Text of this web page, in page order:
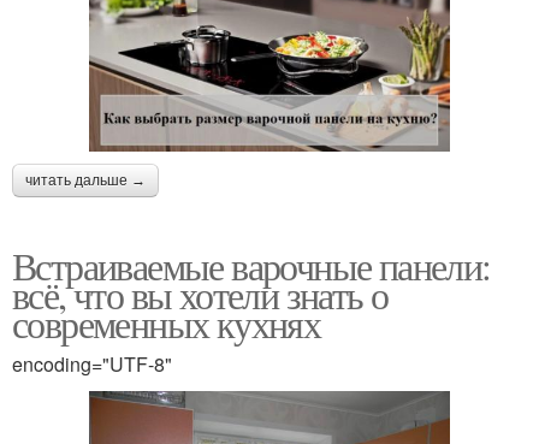
читать дальше →
Встраиваемые варочные панели:
всё, что вы хотели знать о
современных кухнях
encoding="UTF-8"